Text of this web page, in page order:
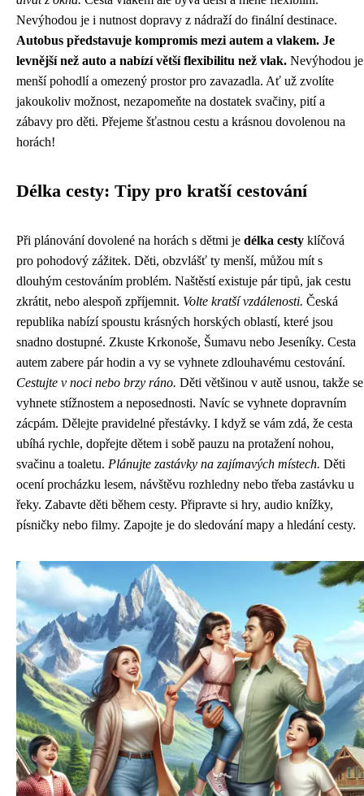
Nevýhodou je i nutnost dopravy z nádraží do finální destinace.
Autobus představuje kompromis mezi autem a vlakem. Je
levnější než auto a nabízí větší flexibilitu než vlak. Nevýhodou je
menší pohodlí a omezený prostor pro zavazadla. Ať už zvolíte
jakoukoliv možnost, nezapomeňte na dostatek svačiny, pití a
zábavy pro děti. Přejeme šťastnou cestu a krásnou dovolenou na
horách!
Délka cesty: Tipy pro kratší cestování
Při plánování dovolené na horách s dětmi je délka cesty klíčová
pro pohodový zážitek. Děti, obzvlášť ty menší, můžou mít s
dlouhým cestováním problém. Naštěstí existuje pár tipů, jak cestu
zkrátit, nebo alespoň zpříjemnit. Volte kratší vzdálenosti. Česká
republika nabízí spoustu krásných horských oblastí, které jsou
snadno dostupné. Zkuste Krkonoše, Šumavu nebo Jeseníky. Cesta
autem zabere pár hodin a vy se vyhnete zdlouhavému cestování.
Cestujte v noci nebo brzy ráno. Děti většinou v autě usnou, takže se
vyhnete stížnostem a neposednosti. Navíc se vyhnete dopravním
zácpám. Dělejte pravidelné přestávky. I když se vám zdá, že cesta
ubíhá rychle, dopřejte dětem i sobě pauzu na protažení nohou,
svačinu a toaletu. Plánujte zastávky na zajímavých místech. Děti
ocení procházku lesem, návštěvu rozhledny nebo třeba zastávku u
řeky. Zabavte děti během cesty. Připravte si hry, audio knížky,
písničky nebo filmy. Zapojte je do sledování mapy a hledání cesty.